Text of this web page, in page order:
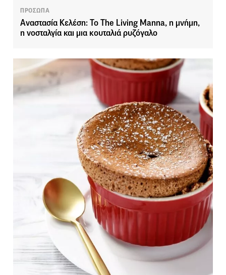
ΠΡΟΣΩΠΑ
Αναστασία Κελέση: Το The Living Manna, η μνήμη,
η νοσταλγία και μια κουταλιά ρυζόγαλο